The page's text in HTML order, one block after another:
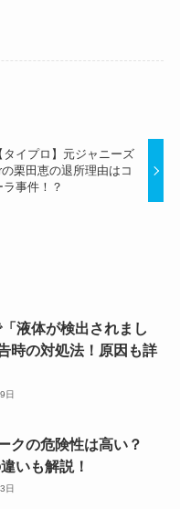
タイプロ】元ジャニーズ
栗田恵の退所理由はコ
ラ事件！？
液体が検出されまし
時の対処法！原因も詳
日
クの危険性は高い？
いも解説！
日